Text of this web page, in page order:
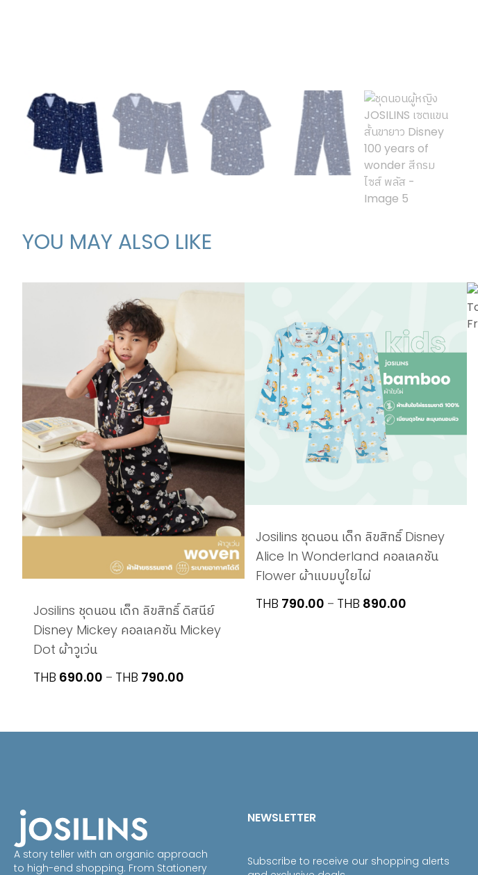
YOU MAY ALSO LIKE
Josilins ชุดนอน เด็ก ลิขสิทธิ์ ดิสนีย์
Disney Mickey คอลเลคชัน Mickey
Dot ผ้าวูเว่น
THB 690.00 – THB 790.00
Josilins ชุดนอน เด็ก ลิขสิทธิ์ Disney
Alice In Wonderland คอลเลคชัน
Flower ผ้าแบมบูใยไผ่
THB 790.00 – THB 890.00
A story teller with an organic approach
to high-end shopping. From Stationery
NEWSLETTER
Subscribe to receive our shopping alerts